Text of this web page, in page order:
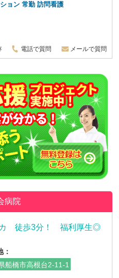
ョン 常勤 訪問看護
電話で質問 メールで質問
病院
カ 徒歩3分！ 福利厚生◎
：
船橋市高根台2-11-1